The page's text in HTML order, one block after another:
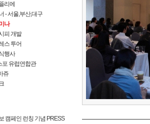
리에
- 서울,부산,대구
나
피 개발
스 투어
행사
포 유럽연합관
쥬
캠페인 런칭 기념 PRESS